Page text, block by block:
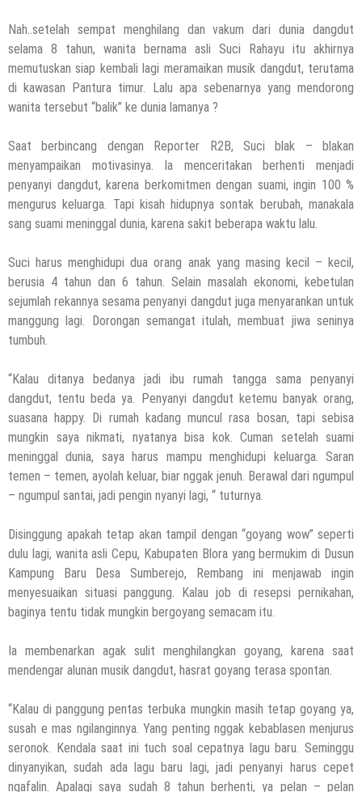
Nah..setelah sempat menghilang dan vakum dari dunia dangdut
selama 8 tahun, wanita bernama asli Suci Rahayu itu akhirnya
memutuskan siap kembali lagi meramaikan musik dangdut, terutama
di kawasan Pantura timur. Lalu apa sebenarnya yang mendorong
wanita tersebut “balik” ke dunia lamanya ?
Saat berbincang dengan Reporter R2B, Suci blak – blakan
menyampaikan motivasinya. Ia menceritakan berhenti menjadi
penyanyi dangdut, karena berkomitmen dengan suami, ingin 100 %
mengurus keluarga. Tapi kisah hidupnya sontak berubah, manakala
sang suami meninggal dunia, karena sakit beberapa waktu lalu.
Suci harus menghidupi dua orang anak yang masing kecil – kecil,
berusia 4 tahun dan 6 tahun. Selain masalah ekonomi, kebetulan
sejumlah rekannya sesama penyanyi dangdut juga menyarankan untuk
manggung lagi. Dorongan semangat itulah, membuat jiwa seninya
tumbuh.
“Kalau ditanya bedanya jadi ibu rumah tangga sama penyanyi
dangdut, tentu beda ya. Penyanyi dangdut ketemu banyak orang,
suasana happy. Di rumah kadang muncul rasa bosan, tapi sebisa
mungkin saya nikmati, nyatanya bisa kok. Cuman setelah suami
meninggal dunia, saya harus mampu menghidupi keluarga. Saran
temen – temen, ayolah keluar, biar nggak jenuh. Berawal dari ngumpul
– ngumpul santai, jadi pengin nyanyi lagi, “ tuturnya.
Disinggung apakah tetap akan tampil dengan “goyang wow” seperti
dulu lagi, wanita asli Cepu, Kabupaten Blora yang bermukim di Dusun
Kampung Baru Desa Sumberejo, Rembang ini menjawab ingin
menyesuaikan situasi panggung. Kalau job di resepsi pernikahan,
baginya tentu tidak mungkin bergoyang semacam itu.
Ia membenarkan agak sulit menghilangkan goyang, karena saat
mendengar alunan musik dangdut, hasrat goyang terasa spontan.
“Kalau di panggung pentas terbuka mungkin masih tetap goyang ya,
susah e mas ngilanginnya. Yang penting nggak kebablasen menjurus
seronok. Kendala saat ini tuch soal cepatnya lagu baru. Seminggu
dinyanyikan, sudah ada lagu baru lagi, jadi penyanyi harus cepet
ngafalin. Apalagi saya sudah 8 tahun berhenti, ya pelan – pelan